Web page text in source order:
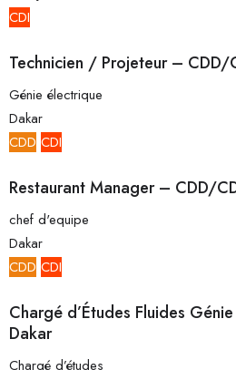
CDI
Technicien / Projeteur – CDD/
Génie électrique
Dakar
CDD CDI
Restaurant Manager – CDD/
chef d'equipe
Dakar
CDD CDI
Chargé d’Études Fluides
Dakar
Chargé d’études